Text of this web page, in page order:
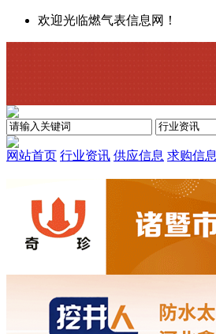
欢迎光临燃气表信息网！
网站首页 行业资讯 供应信息 求购信息